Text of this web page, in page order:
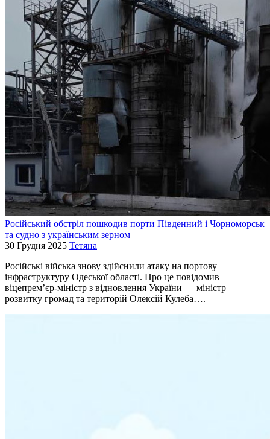
Російський обстріл пошкодив порти Південний і Чорноморськ
та судно з українським зерном
30 Грудня 2025 Тетяна
Російські війська знову здійснили атаку на портову
інфраструктуру Одеської області. Про це повідомив
віцепрем’єр-міністр з відновлення України — міністр
розвитку громад та територій Олексій Кулеба….